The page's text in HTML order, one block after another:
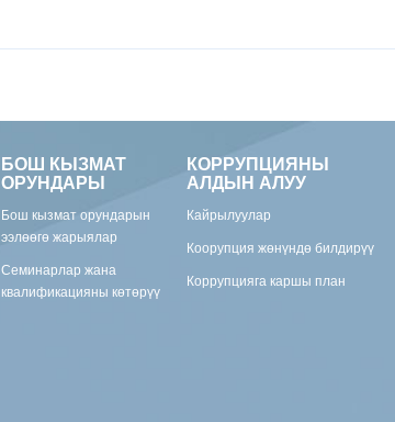
БОШ КЫЗМАТ
ОРУНДАРЫ
Бош кызмат орундарын
ээлөөгө жарыялар
Семинарлар жана
квалификацияны көтөрүү
КОРРУПЦИЯНЫ
АЛДЫН АЛУУ
Кайрылуулар
Коорупция жөнүндө билдирүү
Коррупцияга каршы план